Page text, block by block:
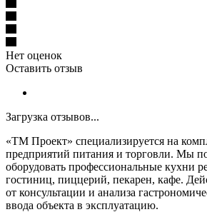
Нет оценок
Оставить отзыв
Загрузка отзывов...
«ТМ Проект» специализируется на
предприятий питания и торговли. Мы
оборудовать профессиональные кухни
гостиниц, пиццерий, пекарен, кафе.
от консультации и анализа
ввода объекта в эксплуатацию.